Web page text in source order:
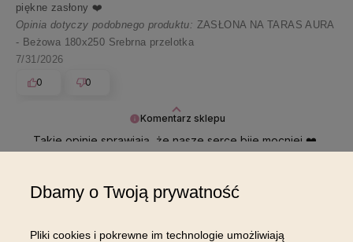
Komentarz sklepu
Takie opinie sprawiają, że nasze serce bije mocniej ❤️
piękne zasłony ❤️
Opinia dotyczy podobnego produktu: ZASŁONA NA TARAS AURA
- Beżowa 180x250 Srebrna przelotka
7/31/2026
0
0
Dbamy o Twoją prywatność
Pliki cookies i pokrewne im technologie umożliwiają